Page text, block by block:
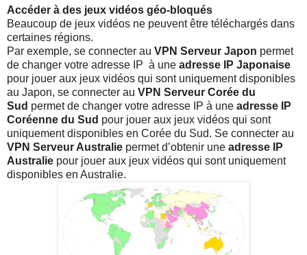
Accéder à des jeux vidéos géo-bloqués
Beaucoup de jeux vidéos ne peuvent être téléchargés dans
certaines régions.
Par exemple, se connecter au VPN Serveur Japon permet
de changer votre adresse IP à une adresse IP Japonaise
pour jouer aux jeux vidéos qui sont uniquement disponibles
au Japon, se connecter au VPN Serveur Corée du
Sud permet de changer votre adresse IP à une adresse IP
Coréenne du Sud pour jouer aux jeux vidéos qui sont
uniquement disponibles en Corée du Sud. Se connecter au
VPN Serveur Australie permet d’obtenir une adresse IP
Australie pour jouer aux jeux vidéos qui sont uniquement
disponibles en Australie.